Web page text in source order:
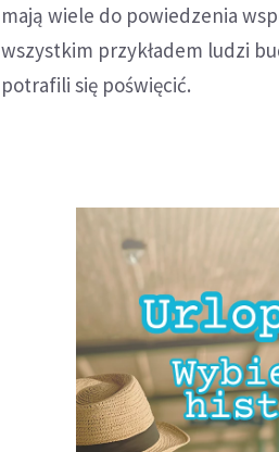
mają wiele do powiedzenia
wszystkim przykładem ludzi
potrafili się poświęcić.